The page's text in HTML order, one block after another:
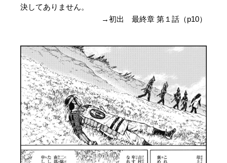
決してありません。
→初出 最終章 第１話（p10）